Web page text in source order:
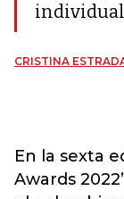
individual
CRISTINA
En la sexta
Awards